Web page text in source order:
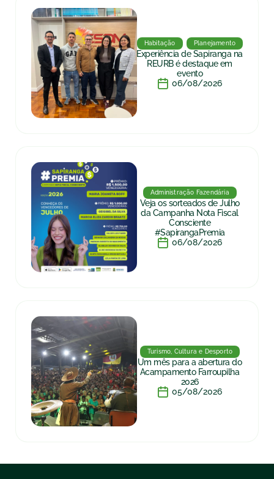
Habitação Planejamento
Experiência de Sapiranga na
REURB é destaque em
evento
06/08/2026
Administração Fazendária
Veja os sorteados de Julho
da Campanha Nota Fiscal
Consciente
#SapirangaPremia
06/08/2026
Turismo, Cultura e Desporto
Um mês para a abertura do
Acampamento Farroupilha
2026
05/08/2026